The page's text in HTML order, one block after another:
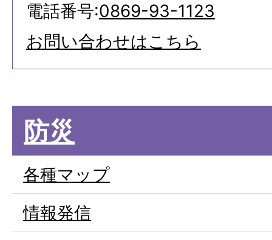
電話番号:0869-93-1123
お問い合わせはこちら
防災
各種マップ
情報発信